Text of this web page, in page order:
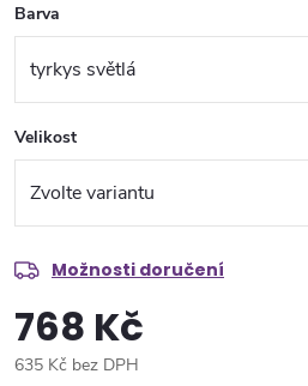
Barva
Velikost
Možnosti doručení
768 Kč
635 Kč bez DPH